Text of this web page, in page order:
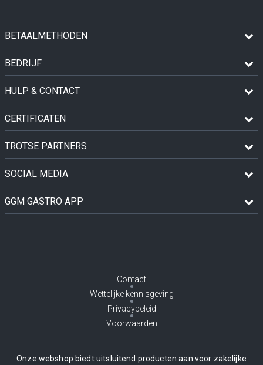
BETAALMETHODEN
BEDRIJF
HULP & CONTACT
CERTIFICATEN
TROTSE PARTNERS
SOCIAL MEDIA
GGM GASTRO APP
Contact
Wettelijke kennisgeving
Privacybeleid
Voorwaarden
Onze webshop biedt uitsluitend producten aan voor zakelijke